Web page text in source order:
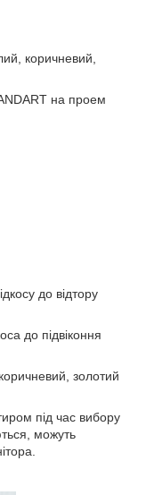
коричневий,
на проем
до відтору
до підвіконня
золотий
під час вибору
можуть